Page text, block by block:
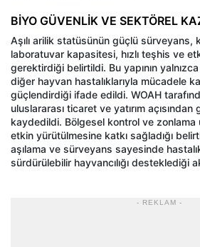
BİYO GÜVENLİK VE SEKTÖREL
Aşılı arilik statüsünün güçlü sürveyans,
laboratuvar kapasitesi, hızlı teşhis ve
gerektirdiği belirtildi. Bu yapının
diğer hayvan hastalıklarıyla mücadele
güçlendirdiği ifade edildi. WOAH
uluslararası ticaret ve yatırım
kaydedildi. Bölgesel kontrol ve zonlama
etkin yürütülmesine katkı sağladığı
aşılama ve sürveyans sayesinde
sürdürülebilir hayvancılığı desteklediği
- REKLAM -